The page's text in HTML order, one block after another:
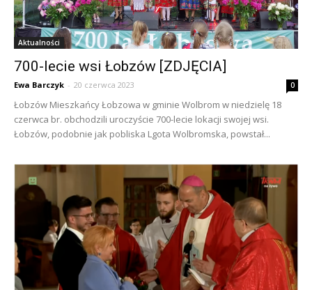
Aktualności
700-lecie wsi Łobzów [ZDJĘCIA]
Ewa Barczyk - 20 czerwca 2023 0
Łobzów Mieszkańcy Łobzowa w gminie Wolbrom w niedzielę 18
czerwca br. obchodzili uroczyście 700-lecie lokacji swojej wsi.
Łobzów, podobnie jak pobliska Lgota Wolbromska, powstał...